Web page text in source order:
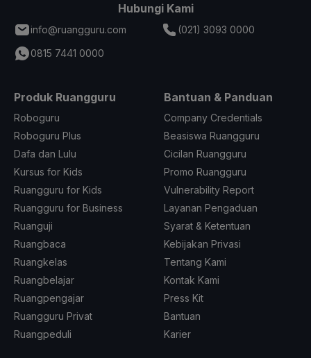
Hubungi Kami
info@ruangguru.com
(021) 3093 0000
0815 7441 0000
Produk Ruangguru
Roboguru
Roboguru Plus
Dafa dan Lulu
Kursus for Kids
Ruangguru for Kids
Ruangguru for Business
Ruanguji
Ruangbaca
Ruangkelas
Ruangbelajar
Ruangpengajar
Ruangguru Privat
Ruangpeduli
Bantuan & Panduan
Company Credentials
Beasiswa Ruangguru
Cicilan Ruangguru
Promo Ruangguru
Vulnerability Report
Layanan Pengaduan
Syarat & Ketentuan
Kebijakan Privasi
Tentang Kami
Kontak Kami
Press Kit
Bantuan
Karier